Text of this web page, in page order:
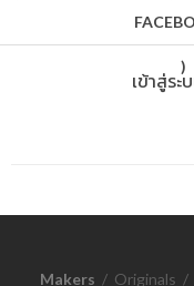
)
เข้าสู่ร
Makers / Originals /